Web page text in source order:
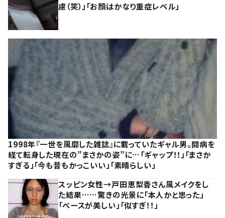
慮（笑）」「お顔はかなり重症レベル」
1998年『一世を風靡した雑誌』に載っていたギャル男。闘病を
経て転身した現在の”まさかの姿”に…「ギャップ！！」「まさか
すぎる」「今も昔もかっこいい」「素晴らしい」
スッピン女性→戸田恵梨香さん風メイクをし
た結果……驚きの光景に「本人かと思った」
「ベースが美しい」「似すぎ！！」